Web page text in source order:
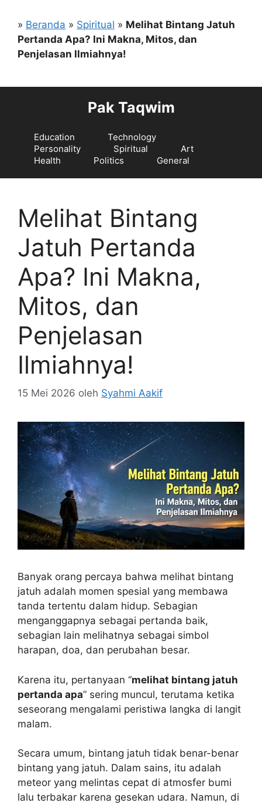
» Beranda » Spiritual » Melihat Bintang Jatuh
Pertanda Apa? Ini Makna, Mitos, dan
Penjelasan Ilmiahnya!
Pak Taqwim
Education
Technology
Personality
Spiritual
Art
Health
Politics General
Melihat Bintang
Jatuh Pertanda
Apa? Ini Makna,
Mitos, dan
Penjelasan
Ilmiahnya!
15 Mei 2026 oleh Syahmi Aakif
Banyak orang percaya bahwa melihat bintang
jatuh adalah momen spesial yang membawa
tanda tertentu dalam hidup. Sebagian
menganggapnya sebagai pertanda baik,
sebagian lain melihatnya sebagai simbol
harapan, doa, dan perubahan besar.
Karena itu, pertanyaan “melihat bintang jatuh
pertanda apa” sering muncul, terutama ketika
seseorang mengalami peristiwa langka di langit
malam.
Secara umum, bintang jatuh tidak benar-benar
bintang yang jatuh. Dalam sains, itu adalah
meteor yang melintas cepat di atmosfer bumi
lalu terbakar karena gesekan udara. Namun, di